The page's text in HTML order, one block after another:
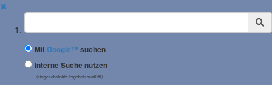
✖
Suchbegriff
MitGoogle™ suchen
Interne Suche nutzen
(eingeschränkte Ergebnisqualität)